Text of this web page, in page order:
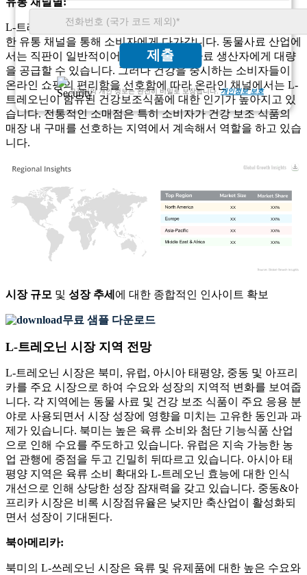
제출
고객님의 개인 정보는 완전히 비밀로 보장됩니다.개인정보 보호
L-트레오닌 제품은 직접 판매, 온라인 소매, 전통 소매 등 다양
한 유통 채널을 통해 소비자에게 다가갑니다. 동물사료 산업에
서는 직판이 일반적이어서 제조업체가 사료 생산자에게 대량
을 공급할 수 있습니다. 그러나 건강을 중시하는 소비자들이
온라인 쇼핑의 편리함을 선호함에 따라 온라인 채널에서는 L-
트레오닌이 함유된 건강보조식품에 대한 인기가 높아지고 있
습니다. 전통적인 소매점은 특히 소비자가 건강 보조 식품의
매장 내 구매를 선호하는 지역에서 계속해서 역할을 하고 있습
니다.
XX%
XX
XX%
XX
XX%
XX
XX%
XX
시장 규모 및 성장 추세 에 대한 종합적인 인사이트 확보
무료 샘플 다운로드
L-트레오닌 시장 지역 전망
L-트레오닌 시장은 북미, 유럽, 아시아 태평양, 중동 및 아프리
카를 주요 시장으로 하여 수요와 성장의 지역적 변화를 보여줍
니다. 각 지역에는 동물 사료 및 건강 보조 식품이 주요 응용 분
야로 사용되면서 시장 성장에 영향을 미치는 고유한 동인과 과
제가 있습니다. 북미는 높은 육류 소비와 첨단 기능식품 산업
으로 인해 수요를 주도하고 있습니다. 유럽은 지속 가능한 농
업 관행에 중점을 두고 긴밀히 뒤따르고 있습니다. 아시아 태
평양 지역은 육류 소비 확대와 L-트레오닌 효능에 대한 인식
개선으로 인해 상당한 성장 잠재력을 갖고 있습니다. 중동&아
프리카 시장은 비록 시장점유율은 낮지만 축산업이 활성화되
면서 성장이 기대된다.
북아메리카:
북미의 L-쓰레오닌 시장은 육류 및 유제품에 대한 높은 수요와